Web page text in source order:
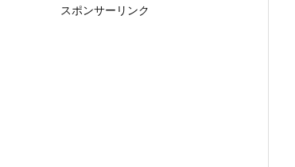
スポンサーリンク